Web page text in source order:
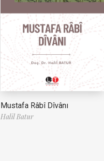
Mustafa Râbî Dîvânı
Halil Batur